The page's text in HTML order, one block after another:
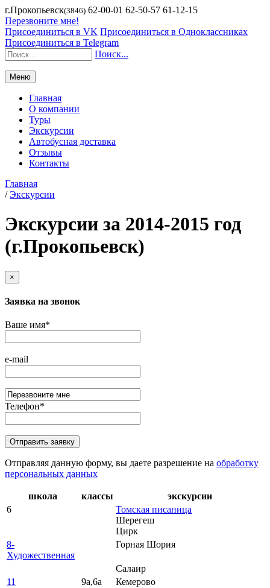
г.Прокопьевск(3846) 62-00-01 62-50-57 61-12-15
Перезвоните мне!
Присоединиться в VK Присоединиться в Одноклассниках
Присоединиться в Telegram
Поиск...
Меню
Главная
О компании
Туры
Экскурсии
Автобусная доставка
Отзывы
Контакты
Главная
/Экскурсии
Экскурсии за 2014-2015 год
(г.Прокопьевск)
×
Заявка на звонок
Ваше имя*
e-mail
Телефон*
Отправляя данную форму, вы даете разрешение на обработку
персональных данных
школа классы
экскурсии
6
Томская писаница
Шерегеш
Цирк
8-
Художественная
Горная Шория
Салаир
11
9а,6а
Кемерово